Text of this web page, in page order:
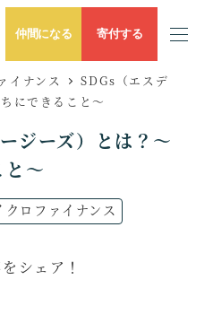
仲間になる 寄付する
イナンス
SDGs（エスデ
にできること～
ジーズ）とは？～
～
のカテゴリー
クロファイナンス
シェア！